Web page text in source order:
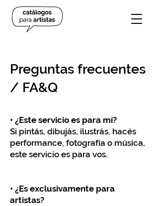
Preguntas frecuentes
/ FA&Q​
• ¿Este servicio es para mí?
Si pintás, dibujás, ilustrás, hacés
performance, fotografía o música,
este servicio es para vos.
• ¿Es exclusivamente para
artistas?